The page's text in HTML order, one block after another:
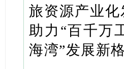
旅资源产业
助力“百千万
海湾”发展新